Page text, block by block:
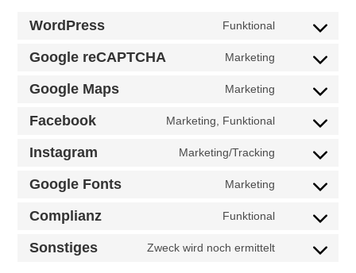
WordPress Funktional
Consent
wordpress
Google reCAPTCHA Marketing
Consent
google-
Google Maps Marketing
Consent
google-
Facebook Marketing, Funktional
Consent
facebook
Instagram Marketing/Tracking
Consent
instagram
Google Fonts Marketing
Consent
google-
Complianz Funktional
Consent
Sonstiges Zweck wird noch ermittelt
Consent